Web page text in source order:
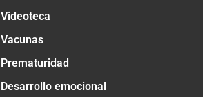
Videoteca
Vacunas
Prematuridad
Desarrollo emocional